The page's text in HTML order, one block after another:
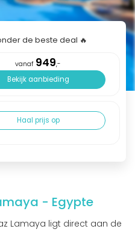
de beste deal 🔥
vanaf 949,-
Bekijk aanbieding
Haal prijs op
- Egypte
Lamaya ligt direct aan de